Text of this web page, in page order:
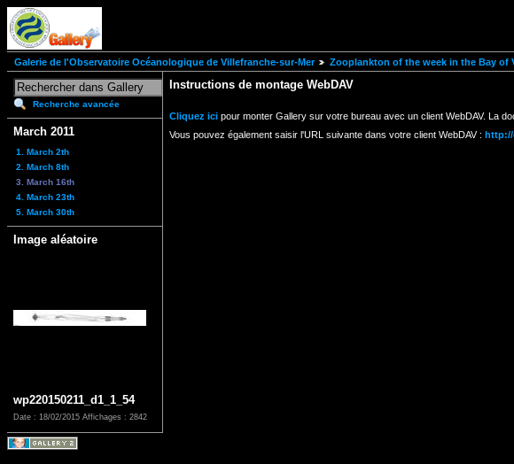
Galerie de l'Observatoire Océanologique de Villefranche-sur-Mer Zooplankton of the week in the Bay of
Recherche avancée
March 2011
1. March 2th
2. March 8th
3. March 16th
4. March 23th
5. March 30th
Image aléatoire
wp220150211_d1_1_54
Date : 18/02/2015 Affichages : 2842
Instructions de montage WebDAV
Cliquez ici pour monter Gallery sur votre bureau avec un client WebDAV. La
Vous pouvez également saisir l'URL suivante dans votre client WebDAV :